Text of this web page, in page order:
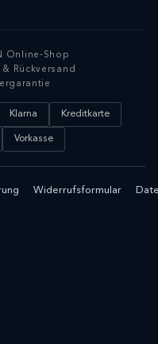
Online-Shop
Rückversand
Klarna Kreditkarte
Vorkasse
Widerrufsformular